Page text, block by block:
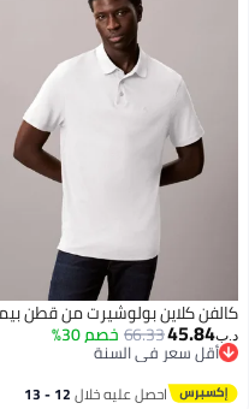
كلاين بولوشيرت من قطن بيما
45.84
66.33خصم 30%
سعر في السنة
سعر في السنة
احصل عليه خلال 12 - 13